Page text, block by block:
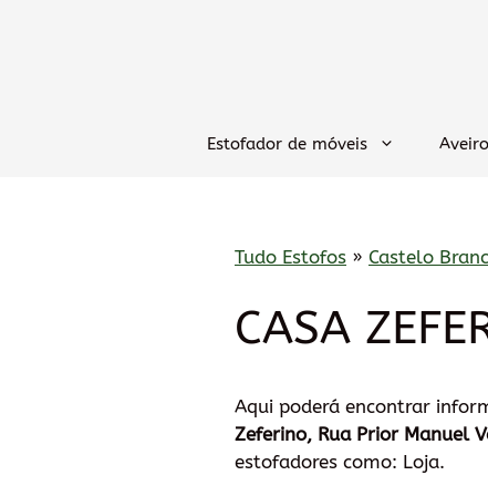
Estofador de móveis Aveiro
Tudo Estofos » Castelo
CASA
Aqui poderá encontrar
Zeferino, Rua Prior Manuel
estofadores como: Loja.